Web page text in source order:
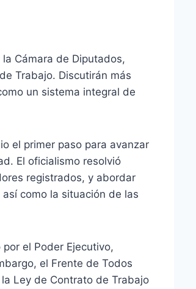
Cámara de Diputados,
Trabajo. Discutirán más
un sistema integral de
el primer paso para avanzar
El oficialismo resolvió
registrados, y abordar
como la situación de las
el Poder Ejecutivo,
el Frente de Todos
Ley de Contrato de Trabajo